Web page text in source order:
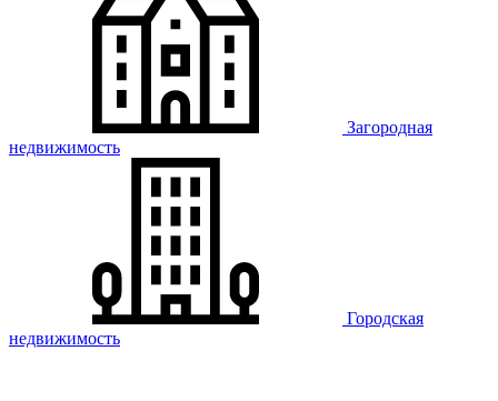
Загородная
недвижимость
Городская
недвижимость